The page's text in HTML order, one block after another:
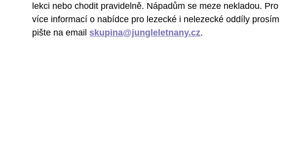
lekci nebo chodit pravidelně. Nápadům se meze nekladou. Pro
více informací o nabídce pro lezecké i nelezecké oddíly prosím
pište na email skupina@jungleletnany.cz.